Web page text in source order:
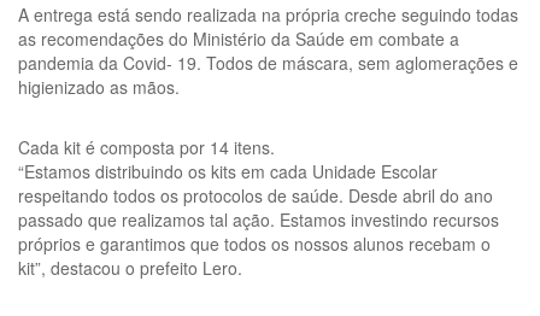
A entrega está sendo realizada na própria creche seguindo todas
as recomendações do Ministério da Saúde em combate a
pandemia da Covid- 19. Todos de máscara, sem aglomerações e
higienizado as mãos.
Cada kit é composta por 14 itens.
“Estamos distribuindo os kits em cada Unidade Escolar
respeitando todos os protocolos de saúde. Desde abril do ano
passado que realizamos tal ação. Estamos investindo recursos
próprios e garantimos que todos os nossos alunos recebam o
kit”, destacou o prefeito Lero.